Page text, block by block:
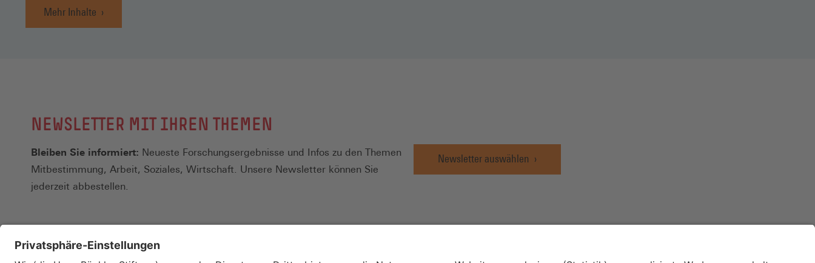
Mehr Inhalte
NEWSLETTER MIT IHREN THEMEN
Bleiben Sie informiert: Neueste Forschungsergebnisse und Infos zu den Themen
Mitbestimmung, Arbeit, Soziales, Wirtschaft. Unsere Newsletter können Sie
jederzeit abbestellen.
Newsletter auswählen